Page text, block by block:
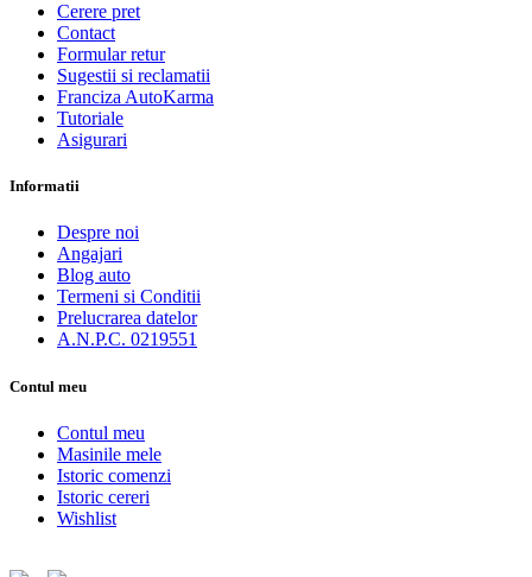
Cerere pret
Contact
Formular retur
Sugestii si reclamatii
Franciza AutoKarma
Tutoriale
Asigurari
Informatii
Despre noi
Angajari
Blog auto
Termeni si Conditii
Prelucrarea datelor
A.N.P.C. 0219551
Contul meu
Contul meu
Masinile mele
Istoric comenzi
Istoric cereri
Wishlist